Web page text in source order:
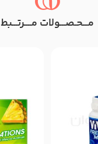
مـــحـصـــولات مــــرتـــبط